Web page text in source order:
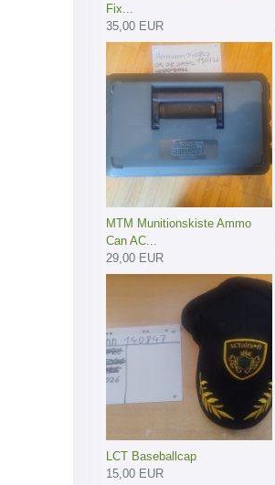
Fix...
35,00 EUR
MTM Munitionskiste Ammo
Can AC...
29,00 EUR
LCT Baseballcap
15,00 EUR